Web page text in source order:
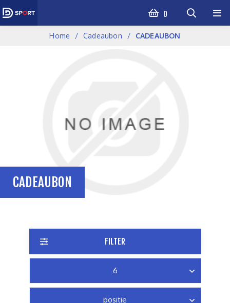
0
Home Cadeaubon CADEAUBON
CADEAUBON
FILTER